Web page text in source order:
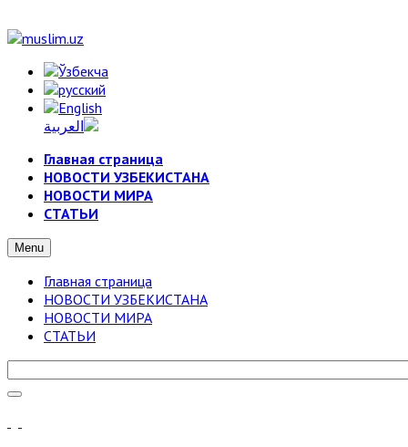
Главная страница
НОВОСТИ УЗБЕКИСТАНА
НОВОСТИ МИРА
СТАТЬИ
Menu
Главная страница
НОВОСТИ УЗБЕКИСТАНА
НОВОСТИ МИРА
СТАТЬИ